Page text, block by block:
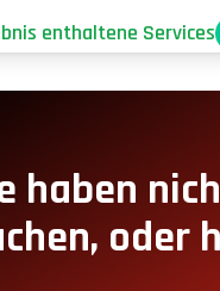
enthaltene Services
Ecke
haben
oder